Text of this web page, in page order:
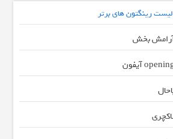
لیست رینگتون های برتر